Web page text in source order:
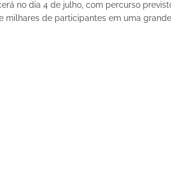
no dia 4 de julho, com percurso
e milhares de participantes em uma